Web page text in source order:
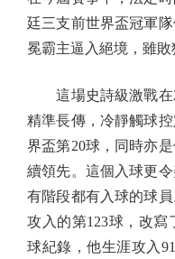
廷三支前世界盃冠軍
冕霸主逼入絕境，雖
這場史詩級激戰在
精準長傳，冷靜觸球
界盃第20球，同時亦
續領先。這個入球更
有階段都有入球的球
攻入的第123球，改寫
球紀錄，他生涯攻入